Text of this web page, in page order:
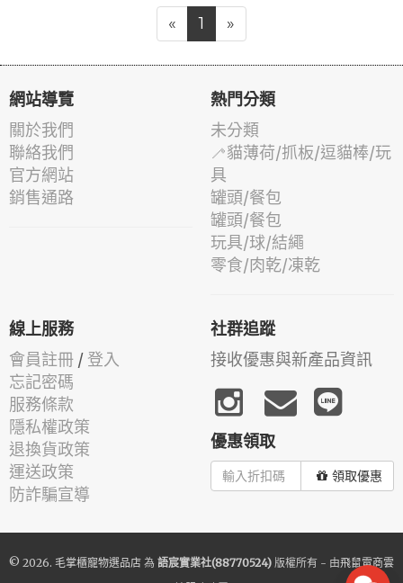
« 1 »
網站導覽
關於我們
聯絡我們
官方網站
銷售通路
熱門分類
未分類
🦯貓薄荷/抓板/逗貓棒/玩
具
罐頭/餐包
罐頭/餐包
玩具/球/結繩
零食/肉乾/凍乾
線上服務
會員註冊 / 登入
忘記密碼
服務條款
隱私權政策
退換貨政策
運送政策
防詐騙宣導
社群追蹤
接收優惠與新產品資訊
優惠領取
領取優惠
© 2026. 毛掌櫃寵物選品店 為 語宸實業社(88770524) 版權所有 - 由飛鼠電商雲